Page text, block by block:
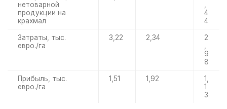
нетоварной
продукции на
крахмал
4
4
Затраты, тыс.
евро./га
3,22 2,34
2
9
8
Прибыль, тыс.
евро./га
1,51 1,92
1,
1
3